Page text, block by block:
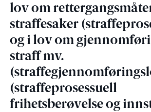
lov om
straffesaker
og i lov om
straff mv.
(straffeprosessuell
frihetsberøvelse og